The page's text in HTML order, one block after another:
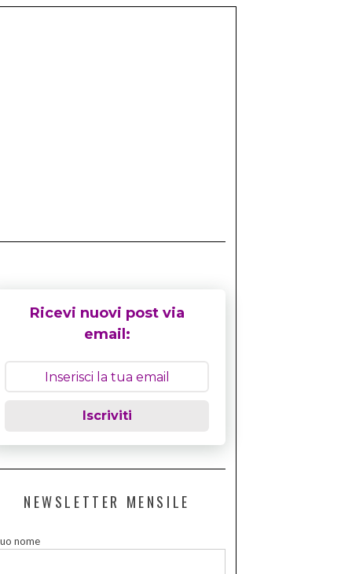
Ricevi nuovi post via
email:
Iscriviti
NEWSLETTER MENSILE
nome